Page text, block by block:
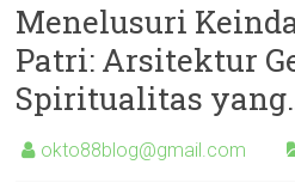
Menelusuri
Patri: Arsitektur
Spiritualitas
okto88blog@gmail.com